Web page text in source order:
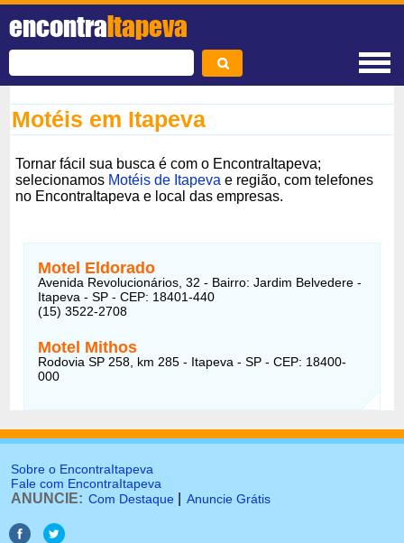
encontraItapeva
Motéis em Itapeva
Tornar fácil sua busca é com o EncontraItapeva;
selecionamos Motéis de Itapeva e região, com telefones
no EncontraItapeva e local das empresas.
Motel Eldorado
Avenida Revolucionários, 32 - Bairro: Jardim Belvedere -
Itapeva - SP - CEP: 18401-440
(15) 3522-2708
Motel Mithos
Rodovia SP 258, km 285 - Itapeva - SP - CEP: 18400-
000
Sobre o EncontraItapeva
Fale com EncontraItapeva
ANUNCIE: Com Destaque Anuncie Grátis